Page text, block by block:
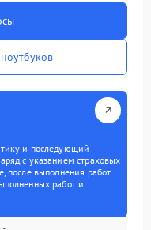
и последующий
с указанием страховых
после выполнения работ
работ и